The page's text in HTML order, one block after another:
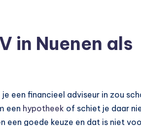
in Nuenen als
een financieel adviseur in zou
een hypotheek of schiet je daar
een goede keuze en dat is niet